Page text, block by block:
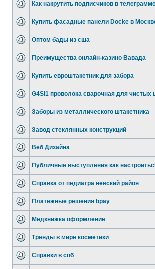
Как накрутить подписчиков в телеграмме
Купить фасадные панели Docke в
Оптом бады из сша
Преимущества онлайн-казино Вавада
Купить евроштакетник для забора
G4Si1 проволока сварочная для чистых
Заборы из металлического штакетника
Завод стеклянных конструкций
Веб Дизайна
Публичные выступления как
Справка от педиатра невский район
Платежные решения bpay
Медкнижка оформление
Тренды в мире косметики
Справки в спб